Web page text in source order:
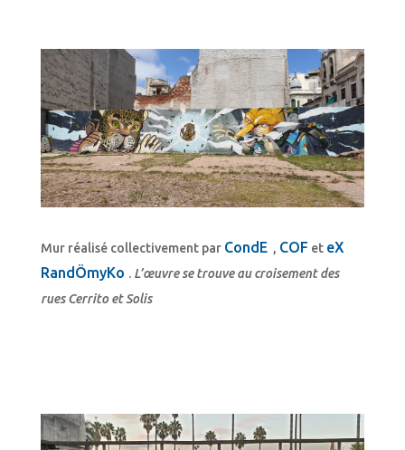
Mur réalisé collectivement par CondE, COF et eX
RandÖmyKo . L’œuvre se trouve au croisement des
rues Cerrito et Solis